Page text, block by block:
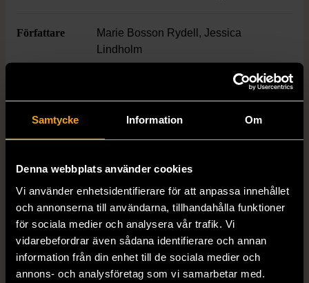
Samtycke Information Om
Denna webbplats använder cookies
Vi använder enhetsidentifierare för att anpassa innehållet
och annonserna till användarna, tillhandahålla funktioner
för sociala medier och analysera vår trafik. Vi
vidarebefordrar även sådana identifierare och annan
information från din enhet till de sociala medier och
annons- och analysföretag som vi samarbetar med.
Författare
Marie Bosson Rydell, Jessica
Lindholm
91-40-64530-4, 91-40-64144-9, 91-
40-64341-7
Produkten är sparsamt använd, är av fin
kvalitet och ska inte ha några skador eller
förslitningar.
Läs mer om hur vi bedömer